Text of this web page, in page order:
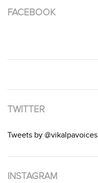
FACEBOOK
TWITTER
Tweets by @vikalpavoices
INSTAGRAM